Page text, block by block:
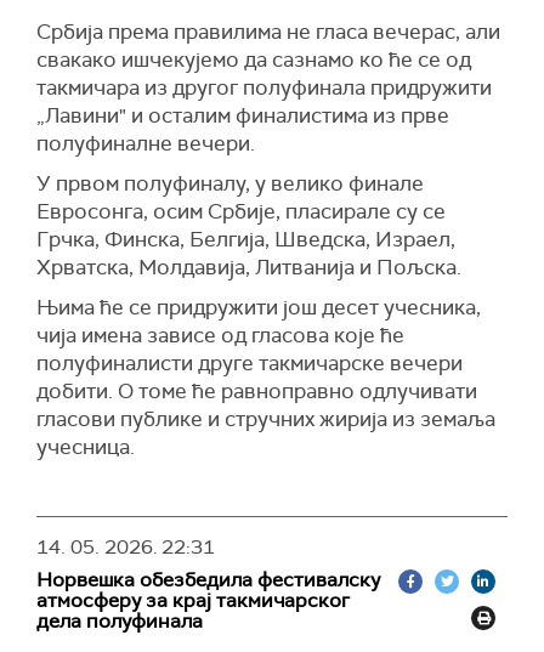
Србија према правилима не гласа вечерас, али
свакако ишчекујемо да сазнамо ко ће се од
такмичара из другог полуфинала придружити
„Лавини" и осталим финалистима из прве
полуфиналне вечери.
У првом полуфиналу, у велико финале
Евросонга, осим Србије, пласирале су се
Грчка, Финска, Белгија, Шведска, Израел,
Хрватска, Молдавија, Литванија и Пољска.
Њима ће се придружити још десет учесника,
чија имена зависе од гласова које ће
полуфиналисти друге такмичарске вечери
добити. О томе ће равноправно одлучивати
гласови публике и стручних жирија из земаља
учесница.
14. 05. 2026.22:31
Норвешка обезбедила фестивалску
атмосферу за крај такмичарског
дела полуфинала